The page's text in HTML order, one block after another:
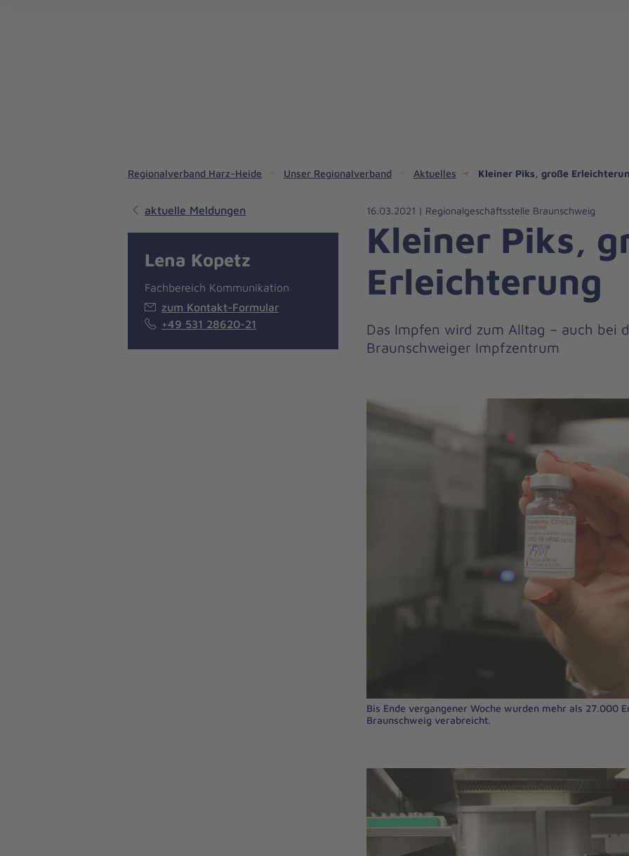
Regionalverband Harz-Heide Unser Regionalverband Aktuelles Kleiner Piks, große
16.03.2021 | Regionalgeschäftsstelle Braunschweig
Kleiner Piks,
Erleichterung
Das Impfen wird zum Alltag – auch bei
Braunschweiger Impfzentrum
Bis Ende vergangener Woche wurden mehr als 27.000
Braunschweig verabreicht.
aktuelle Meldungen
Lena Kopetz
Fachbereich Kommunikation
zum Kontakt-Formular
+49 531 28620-21